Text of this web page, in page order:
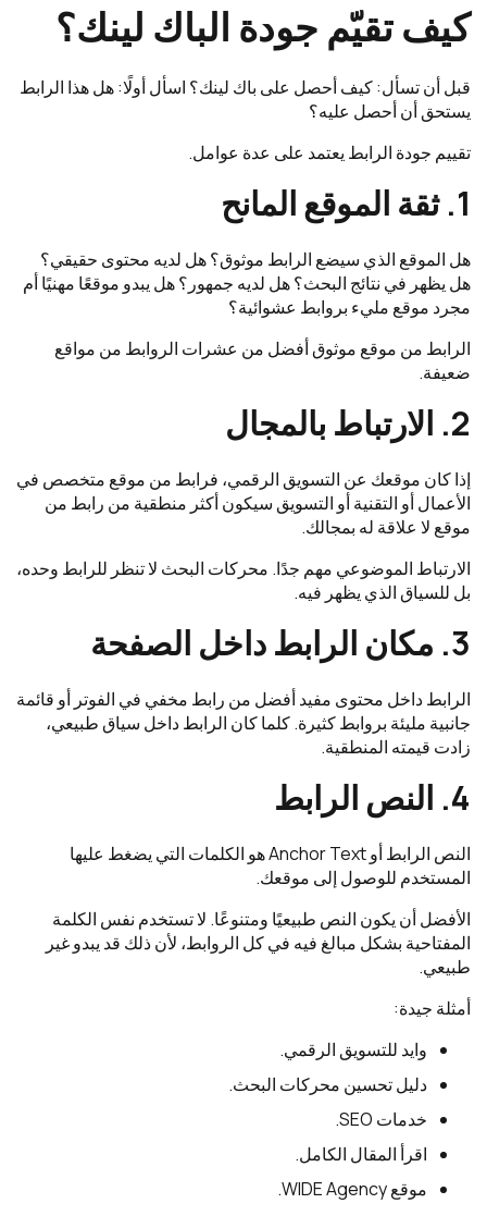
كيف تقيّم جودة الباك لينك؟
قبل أن تسأل: كيف أحصل على باك لينك؟ اسأل أولًا: هل هذا الرابط
يستحق أن أحصل عليه؟
تقييم جودة الرابط يعتمد على عدة عوامل.
1. ثقة الموقع المانح
هل الموقع الذي سيضع الرابط موثوق؟ هل لديه محتوى حقيقي؟
هل يظهر في نتائج البحث؟ هل لديه جمهور؟ هل يبدو موقعًا مهنيًا أم
مجرد موقع مليء بروابط عشوائية؟
الرابط من موقع موثوق أفضل من عشرات الروابط من مواقع
ضعيفة.
2. الارتباط بالمجال
إذا كان موقعك عن التسويق الرقمي، فرابط من موقع متخصص في
الأعمال أو التقنية أو التسويق سيكون أكثر منطقية من رابط من
موقع لا علاقة له بمجالك.
الارتباط الموضوعي مهم جدًا. محركات البحث لا تنظر للرابط وحده،
بل للسياق الذي يظهر فيه.
3. مكان الرابط داخل الصفحة
الرابط داخل محتوى مفيد أفضل من رابط مخفي في الفوتر أو قائمة
جانبية مليئة بروابط كثيرة. كلما كان الرابط داخل سياق طبيعي،
زادت قيمته المنطقية.
4. النص الرابط
النص الرابط أو Anchor Text هو الكلمات التي يضغط عليها
المستخدم للوصول إلى موقعك.
الأفضل أن يكون النص طبيعيًا ومتنوعًا. لا تستخدم نفس الكلمة
المفتاحية بشكل مبالغ فيه في كل الروابط، لأن ذلك قد يبدو غير
طبيعي.
أمثلة جيدة:
وايد للتسويق الرقمي.
دليل تحسين محركات البحث.
خدمات SEO.
اقرأ المقال الكامل.
موقع WIDE Agency.